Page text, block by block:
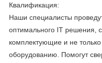
Квалификация:
Наши специалисты
оптимального IT решения,
комплектующие и не
оборудованию. Помогут